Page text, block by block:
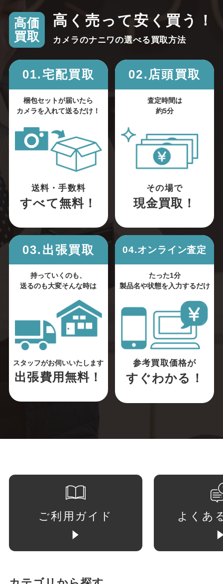
高価
買取
高く売って安く買う！
カメラのナニワの選べる買取方法
01.宅配買取
梱包セットが届いたら
カメラを入れて送るだけ！
送料・手数料
すべて無料！
02.店頭買取
査定時間は
約5分
その場で
現金買取！
03.出張買取
持っていくのも、
送るのも大変そんな時は
スタッフがお伺いいたします
出張費用無料！
04.オンライン査定
たった1分
製品名や状態を入力するだけ
参考買取価格が
すぐわかる！
ご利用ガイド よくあ